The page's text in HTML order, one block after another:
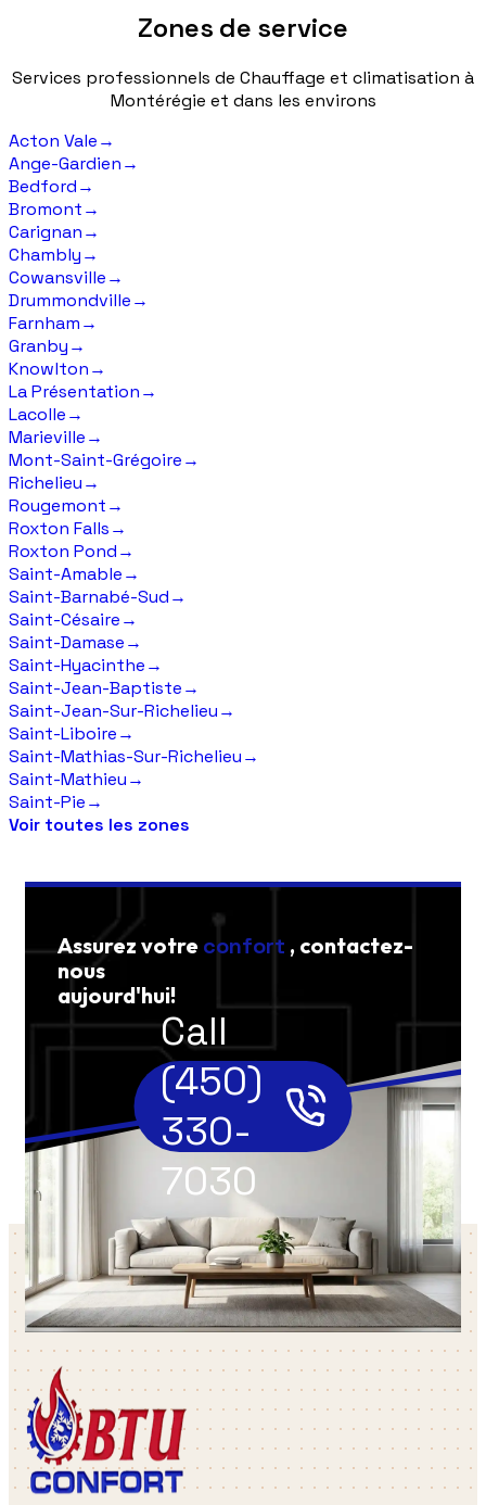
Zones de service
Services professionnels de Chauffage et climatisation à
Montérégie et dans les environs
Acton Vale→
Ange-Gardien→
Bedford→
Bromont→
Carignan→
Chambly→
Cowansville→
Drummondville→
Farnham→
Granby→
Knowlton→
La Présentation→
Lacolle→
Marieville→
Mont-Saint-Grégoire→
Richelieu→
Rougemont→
Roxton Falls→
Roxton Pond→
Saint-Amable→
Saint-Barnabé-Sud→
Saint-Césaire→
Saint-Damase→
Saint-Hyacinthe→
Saint-Jean-Baptiste→
Saint-Jean-Sur-Richelieu→
Saint-Liboire→
Saint-Mathias-Sur-Richelieu→
Saint-Mathieu→
Saint-Pie→
Voir toutes les zones
Assurez votre confort , contactez-
nous
aujourd'hui!
Call
(450)
330-
7030